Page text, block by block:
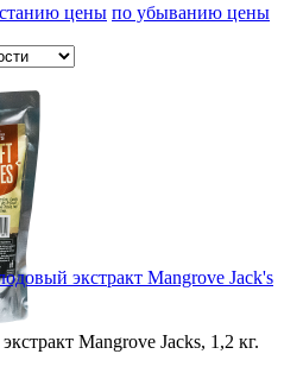
цены по убыванию цены
экстракт Mangrove Jack's
Mangrove Jacks, 1,2 кг.